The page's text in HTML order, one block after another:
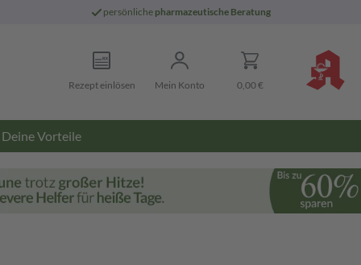
persönliche pharmazeutische Beratung
Rezept einlösen Mein Konto 0,00 €
Deine Vorteile